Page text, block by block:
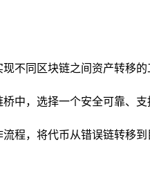
不同区块链之间资产转移
中，选择一个安全可靠、
流程，将代币从错误链转移